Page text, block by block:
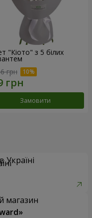
"Кіото" з 5 білих
грн
Замовити
Україні
магазин